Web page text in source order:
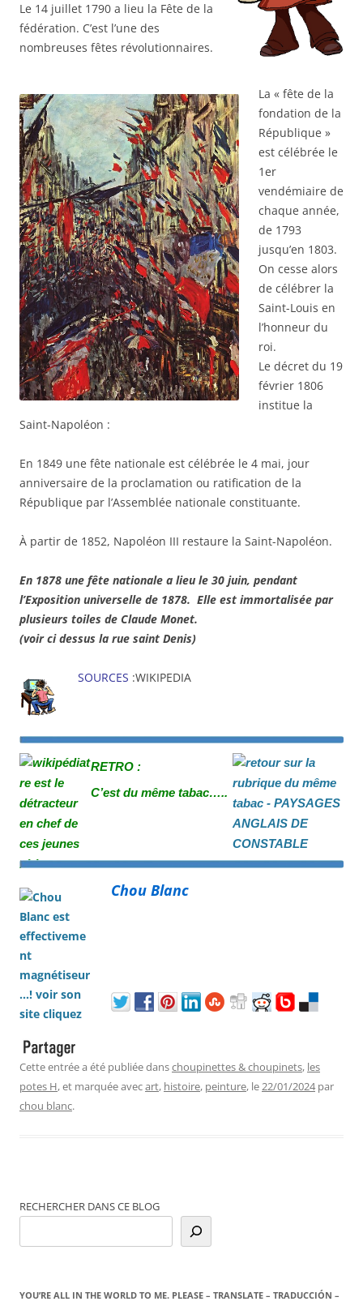
Le 14 juillet 1790 a lieu la Fête de la
fédération. C’est l’une des
nombreuses fêtes révolutionnaires.
La « fête de la
fondation de la
République »
est célébrée le
1er
vendémiaire de
chaque année,
de 1793
jusqu’en 1803.
On cesse alors
de célébrer la
Saint-Louis en
l’honneur du
roi.
Le décret du 19
février 1806
institue la
Saint-Napoléon :
En 1849 une fête nationale est célébrée le 4 mai, jour
anniversaire de la proclamation ou ratification de la
République par l’Assemblée nationale constituante.
À partir de 1852, Napoléon III restaure la Saint-Napoléon.
En 1878 une fête nationale a lieu le 30 juin, pendant
l’Exposition universelle de 1878. Elle est immortalisée par
plusieurs toiles de Claude Monet.
(voir ci dessus la rue saint Denis)
SOURCES :WIKIPEDIA
RETRO :
C’est du même tabac…..
Chou Blanc
Cette entrée a été publiée danschoupinettes & choupinets, les
potes H, et marquée avecart, histoire, peinture, le22/01/2024 par
chou blanc.
RECHERCHER DANS CE BLOG
YOU’RE ALL IN THE WORLD TO ME. PLEASE – TRANSLATE – TRADUCCIÓN –